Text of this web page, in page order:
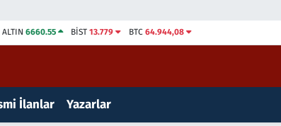
ALTIN 6660.55 BİST13.779 BTC 64.944,08
İlanlar Yazarlar